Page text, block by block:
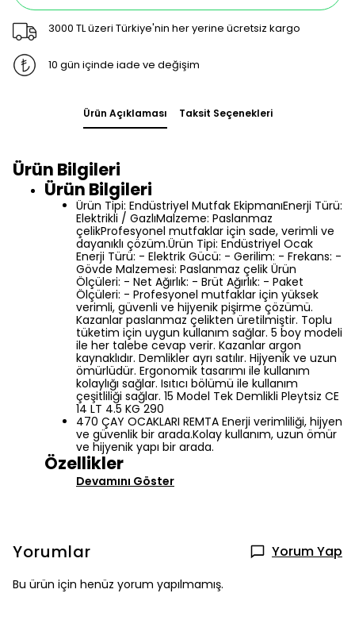
3000 TL üzeri Türkiye'nin her yerine ücretsiz kargo
10 gün içinde iade ve değişim
Ürün Açıklaması Taksit Seçenekleri
Ürün Bilgileri
Ürün Bilgileri
Ürün Tipi: Endüstriyel Mutfak EkipmanıEnerji Türü:
Elektrikli / GazlıMalzeme: Paslanmaz
çelikProfesyonel mutfaklar için sade, verimli ve
dayanıklı çözüm.Ürün Tipi: Endüstriyel Ocak
Enerji Türü: - Elektrik Gücü: - Gerilim: - Frekans: -
Gövde Malzemesi: Paslanmaz çelik Ürün
Ölçüleri: - Net Ağırlık: - Brüt Ağırlık: - Paket
Ölçüleri: - Profesyonel mutfaklar için yüksek
verimli, güvenli ve hijyenik pişirme çözümü.
Kazanlar paslanmaz çelikten üretilmiştir. Toplu
tüketim için uygun kullanım sağlar. 5 boy modeli
ile her talebe cevap verir. Kazanlar argon
kaynaklıdır. Demlikler ayrı satılır. Hijyenik ve uzun
ömürlüdür. Ergonomik tasarımı ile kullanım
kolaylığı sağlar. Isıtıcı bölümü ile kullanım
çeşitliliği sağlar. 15 Model Tek Demlikli Pleytsiz CE
14 LT 4.5 KG 290
470 ÇAY OCAKLARI REMTA Enerji verimliliği, hijyen
ve güvenlik bir arada.Kolay kullanım, uzun ömür
ve hijyenik yapı bir arada.
Özellikler
Devamını Göster
Yorumlar Yorum Yap
Bu ürün için henüz yorum yapılmamış.